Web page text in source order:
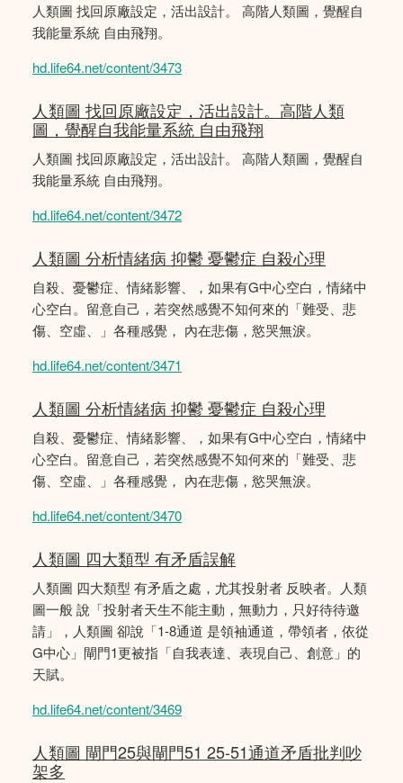
人類圖 找回原廠設定，活出設計。 高階人類圖，覺醒自
我能量系統 自由飛翔。
hd.life64.net/content/3473
人類圖 找回原廠設定，活出設計。高階人類
圖，覺醒自我能量系統 自由飛翔
人類圖 找回原廠設定，活出設計。 高階人類圖，覺醒自
我能量系統 自由飛翔。
hd.life64.net/content/3472
人類圖 分析情緒病 抑鬱 憂鬱症 自殺心理
自殺、憂鬱症、情緒影響、，如果有G中心空白，情緒中
心空白。留意自己，若突然感覺不知何來的「難受、悲
傷、空虛、」各種感覺， 內在悲傷，慾哭無淚。
hd.life64.net/content/3471
人類圖 分析情緒病 抑鬱 憂鬱症 自殺心理
自殺、憂鬱症、情緒影響、，如果有G中心空白，情緒中
心空白。留意自己，若突然感覺不知何來的「難受、悲
傷、空虛、」各種感覺， 內在悲傷，慾哭無淚。
hd.life64.net/content/3470
人類圖 四大類型 有矛盾誤解
人類圖 四大類型 有矛盾之處，尤其投射者 反映者。人類
圖一般 說「投射者天生不能主動，無動力，只好待待邀
請」，人類圖 卻說「1-8通道 是領袖通道，帶領者，依從
G中心」閘門1更被指「自我表達、表現自己、創意」的
天賦。
hd.life64.net/content/3469
人類圖 閘門25與閘門51 25-51通道矛盾批判吵
架多